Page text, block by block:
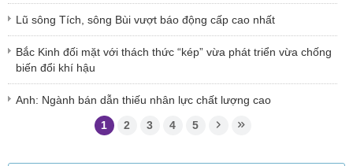
Lũ sông Tích, sông Bùi vượt báo động cấp cao nhất
Bắc Kinh đối mặt với thách thức “kép” vừa phát triển vừa chống
biến đổi khí hậu
Anh: Ngành bán dẫn thiếu nhân lực chất lượng cao
1 2 3 4 5